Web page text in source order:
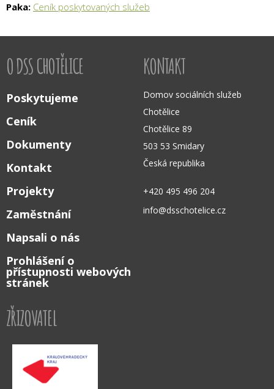
Paka: Ceník poskytovaných služeb
O DSS CHOTĚLICE
Poskytujeme
Ceník
Dokumenty
Kontakt
Projekty
Zaměstnání
Napsali o nás
Prohlášení o
přístupnosti webových
stránek
KONTAKT
Domov sociálních služeb
Chotělice
Chotělice 89
503 53 Smidary
Česká republika
+420 495 496 204
info@dsschotelice.cz
ZŘIZOVATEL